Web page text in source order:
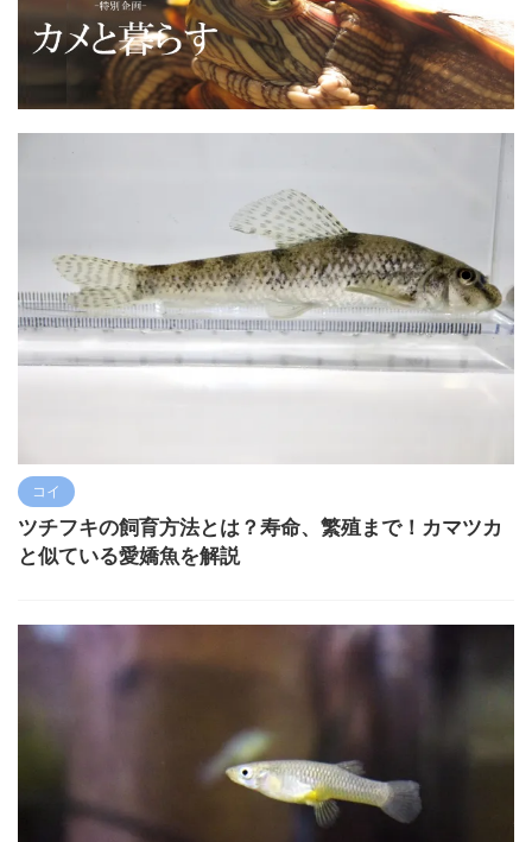
コイ
ツチフキの飼育方法とは？寿命、繁殖まで！カマツカ
と似ている愛嬌魚を解説